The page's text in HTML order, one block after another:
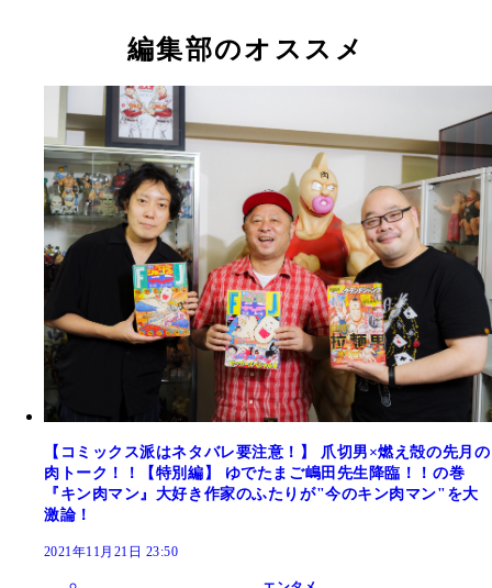
編集部のオススメ
【コミックス派はネタバレ要注意！】 爪切男×燃え殻の先月の
肉トーク！！【特別編】 ゆでたまご嶋田先生降臨！！の巻
『キン肉マン』大好き作家のふたりが"今のキン肉マン"を大
激論！
2021年11月21日 23:50